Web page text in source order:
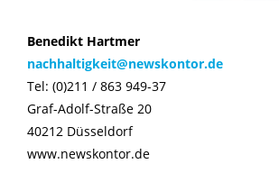
Benedikt Hartmer
nachhaltigkeit@newskontor.de
Tel: (0)211 / 863 949-37
Graf-Adolf-Straße 20
40212 Düsseldorf
www.newskontor.de